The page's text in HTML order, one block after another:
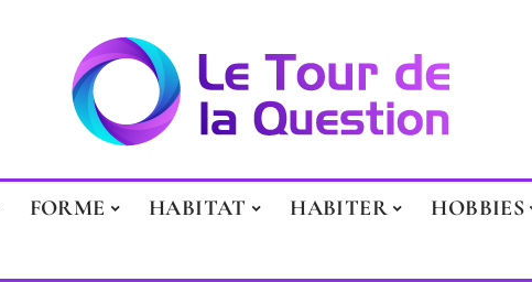
FORME HABITAT HABITER HOBBIES